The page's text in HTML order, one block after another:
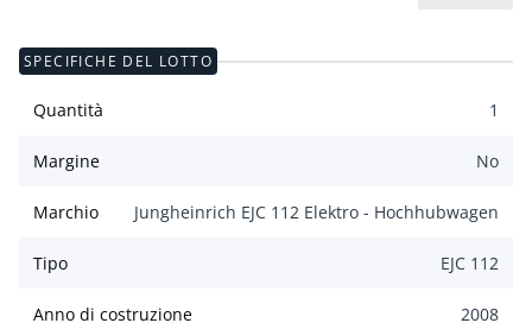
SPECIFICHE DEL LOTTO
Quantità 1
Margine No
Marchio Jungheinrich EJC 112 Elektro - Hochhubwagen
Tipo EJC 112
Anno di costruzione 2008